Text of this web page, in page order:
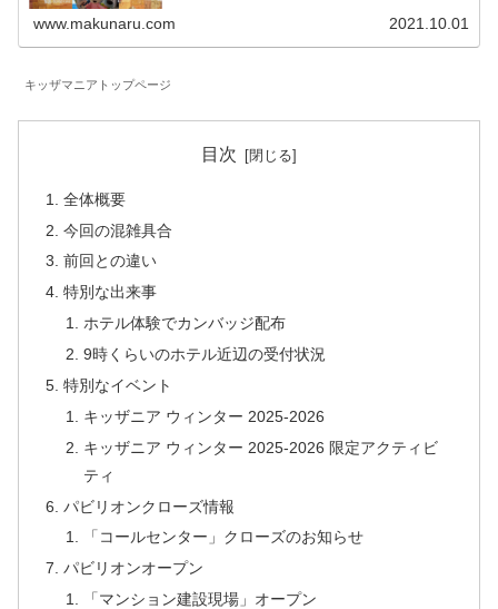
も記載したお仕事体験記、料金等に関係する予約方法、お
得な情報等を記載しています。
www.makunaru.com 2021.10.01
キッザマニアトップページ
目次
全体概要
今回の混雑具合
前回との違い
特別な出来事
ホテル体験でカンバッジ配布
9時くらいのホテル近辺の受付状況
特別なイベント
キッザニア ウィンター 2025-2026
キッザニア ウィンター 2025-2026 限定アクティビ
ティ
パビリオンクローズ情報
「コールセンター」クローズのお知らせ
パビリオンオープン
「マンション建設現場」オープン